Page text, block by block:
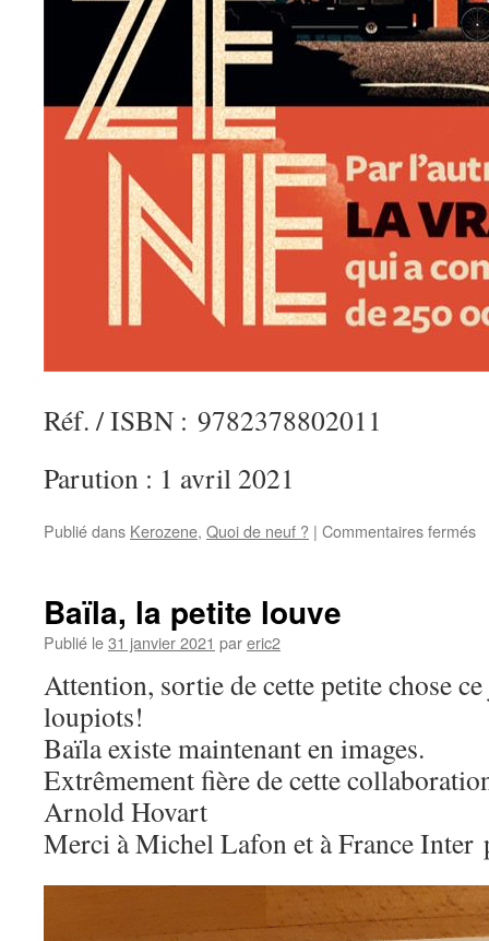
Réf. / ISBN : 9782378802011
Parution : 1 avril 2021
Publié dans Kerozene, Quoi de neuf ? | Commentaires fermés
Baïla, la petite louve
Publié le31 janvier 2021 pareric2
Attention, sortie de cette petite chose
loupiots!
Baïla existe maintenant en images.
Extrêmement fière de cette
Arnold Hovart
Merci à Michel Lafon et à France Inter